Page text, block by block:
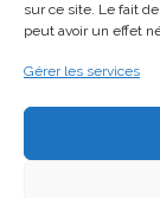
sur ce site. Le fait
peut avoir un effet
Gérer les services